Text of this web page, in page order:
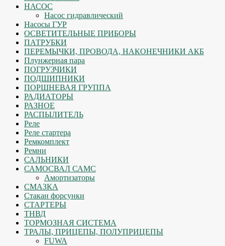
НАСОС
Насос гидравлический
Насосы ГУР
ОСВЕТИТЕЛЬНЫЕ ПРИБОРЫ
ПАТРУБКИ
ПЕРЕМЫЧКИ, ПРОВОДА, НАКОНЕЧНИКИ АКБ
Плунжерная пара
ПОГРУЗЧИКИ
ПОДШИПНИКИ
ПОРШНЕВАЯ ГРУППА
РАДИАТОРЫ
РАЗНОЕ
РАСПЫЛИТЕЛЬ
Реле
Реле стартера
Ремкомплект
Ремни
САЛЬНИКИ
САМОСВАЛ САМС
Амортизаторы
СМАЗКА
Стакан форсунки
СТАРТЕРЫ
ТНВД
ТОРМОЗНАЯ СИСТЕМА
ТРАЛЫ, ПРИЦЕПЫ, ПОЛУПРИЦЕПЫ
FUWA